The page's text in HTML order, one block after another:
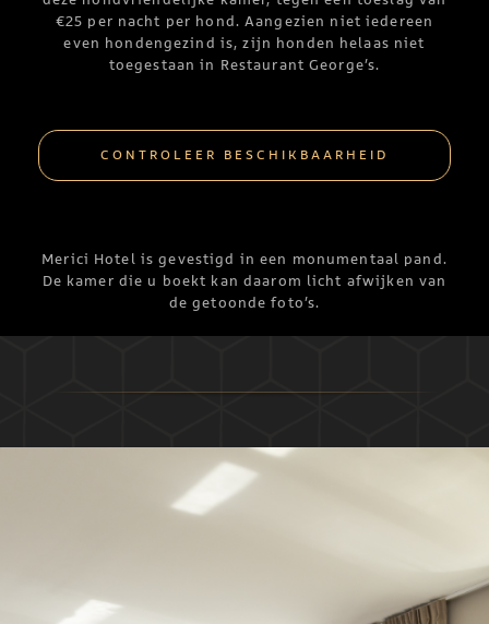
€25 per nacht per hond. Aangezien niet iedereen
even hondengezind is, zijn honden helaas niet
toegestaan in Restaurant George’s.
CONTROLEER BESCHIKBAARHEID
Merici Hotel is gevestigd in een monumentaal pand.
De kamer die u boekt kan daarom licht afwijken van
de getoonde foto’s.